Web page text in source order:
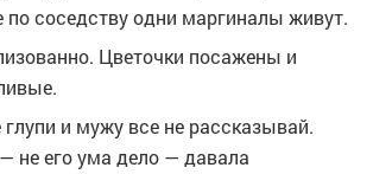
по соседству одни маргиналы живут.
Цветочки посажены и
и мужу все не рассказывай.
не его ума дело — давала